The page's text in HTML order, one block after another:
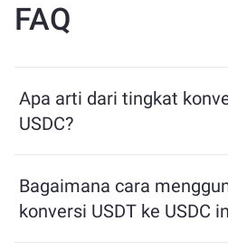
FAQ
Apa arti dari tingkat
USDC?
yang akan Anda terima
USDT. Tingkat ini berfluktuasi
Bagaimana cara
konversi USDT ke USDC